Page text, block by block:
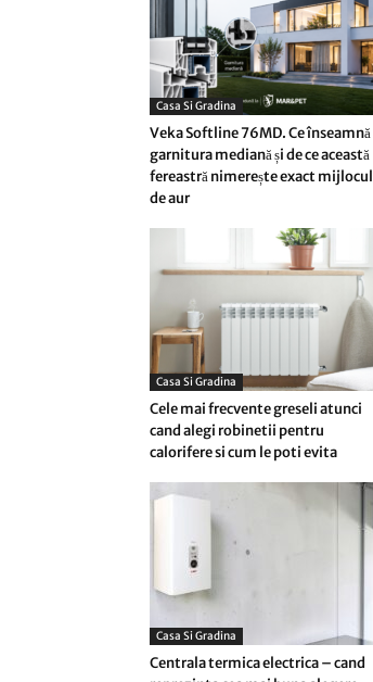
Casa Si Gradina
Veka Softline 76MD. Ce înseamnă
garnitura mediană și de ce această
fereastră nimerește exact mijlocul
de aur
Casa Si Gradina
Cele mai frecvente greseli atunci
cand alegi robinetii pentru
calorifere si cum le poti evita
Casa Si Gradina
Centrala termica electrica – cand